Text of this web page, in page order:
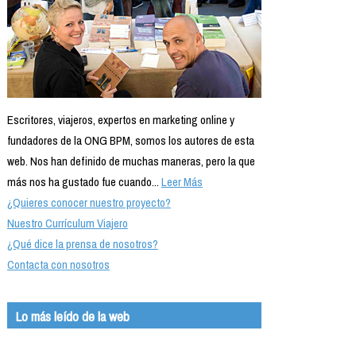
Escritores, viajeros, expertos en marketing online y
fundadores de la ONG BPM, somos los autores de esta
web. Nos han definido de muchas maneras, pero la que
más nos ha gustado fue cuando...Leer Más
¿Quieres conocer nuestro proyecto?
Nuestro Currículum Viajero
¿Qué dice la prensa de nosotros?
Contacta con nosotros
Lo más leído de la web